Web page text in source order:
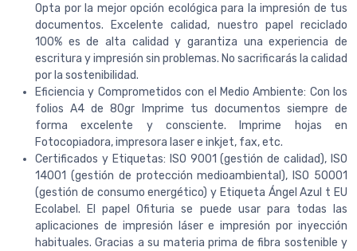
Opta por la mejor opción ecológica para la impresión de tus
documentos. Excelente calidad, nuestro papel reciclado
100% es de alta calidad y garantiza una experiencia de
escritura y impresión sin problemas. No sacrificarás la calidad
por la sostenibilidad.
Eficiencia y Comprometidos con el Medio Ambiente: Con los
folios A4 de 80gr Imprime tus documentos siempre de
forma excelente y consciente. Imprime hojas en
Fotocopiadora, impresora laser e inkjet, fax, etc.
Certificados y Etiquetas: ISO 9001 (gestión de calidad), ISO
14001 (gestión de protección medioambiental), ISO 50001
(gestión de consumo energético) y Etiqueta Ángel Azul t EU
Ecolabel. El papel Ofituria se puede usar para todas las
aplicaciones de impresión láser e impresión por inyección
habituales. Gracias a su materia prima de fibra sostenible y